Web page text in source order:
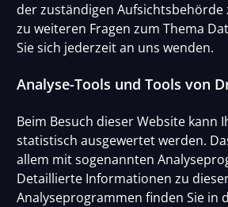
der zuständigen Aufsichtsbehörde
zu weiteren Fragen zum Thema
Sie sich jederzeit an uns wenden.
Analyse-Tools und Tools von
Beim Besuch dieser Website kann
statistisch ausgewertet werden.
allem mit sogenannten
Detaillierte Informationen zu
Analyseprogrammen finden Sie in